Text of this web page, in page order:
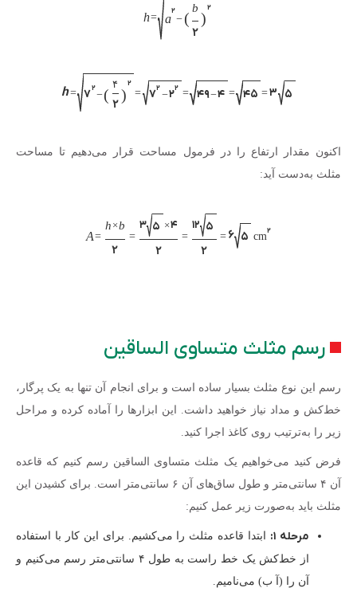
h= a
۲
− (
b
۲
)
۲
h= ۷۲−(
۴
۲
)
۲
= ۷۲−۲۲ = ۴۹−۴ = ۴۵ =۳ ۵
اکنون مقدار ارتفاع را در فرمول مساحت قرار می‌دهیم تا مساحت
مثلث به‌دست آید:
A=
h ×b
۲
=
۳ ۵ ×۴
۲
=
۱۲ ۵
۲
= ۶ ۵ cm۲
رسم مثلث متساوی الساقین
رسم این نوع مثلث بسیار ساده است و برای انجام آن تنها به یک پرگار،
خط‌کش و مداد نیاز خواهید داشت. این ابزارها را آماده کرده و مراحل
زیر را به‌ترتیب روی کاغذ اجرا کنید.
فرض کنید می‌خواهیم یک مثلث متساوی الساقین رسم کنیم که قاعده
آن ۴ سانتی‌متر و طول ساق‌های آن ۶ سانتی‌متر است. برای کشیدن این
مثلث باید به‌صورت زیر عمل کنیم:
مرحله ۱:
ابتدا قاعده مثلث را می‌کشیم. برای این کار با استفاده
از خط‌کش یک خط راست به طول ۴ سانتی‌متر رسم می‌کنیم و
آن را (آ ب) می‌نامیم.